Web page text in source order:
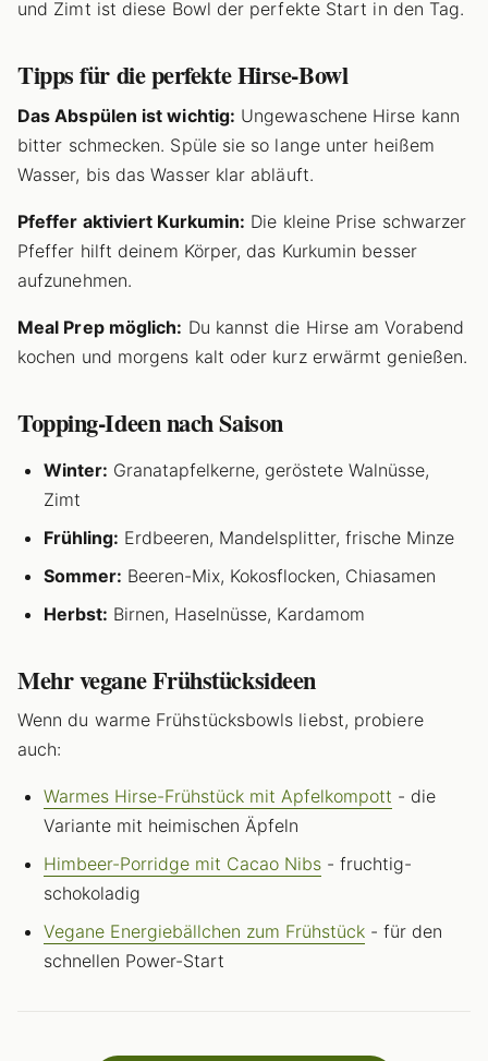
und Zimt ist diese Bowl der perfekte Start in den Tag.
Tipps für die perfekte Hirse-Bowl
Das Abspülen ist wichtig: Ungewaschene Hirse kann
bitter schmecken. Spüle sie so lange unter heißem
Wasser, bis das Wasser klar abläuft.
Pfeffer aktiviert Kurkumin: Die kleine Prise schwarzer
Pfeffer hilft deinem Körper, das Kurkumin besser
aufzunehmen.
Meal Prep möglich: Du kannst die Hirse am Vorabend
kochen und morgens kalt oder kurz erwärmt genießen.
Topping-Ideen nach Saison
Winter: Granatapfelkerne, geröstete Walnüsse,
Zimt
Frühling: Erdbeeren, Mandelsplitter, frische Minze
Sommer: Beeren-Mix, Kokosflocken, Chiasamen
Herbst: Birnen, Haselnüsse, Kardamom
Mehr vegane Frühstücksideen
Wenn du warme Frühstücksbowls liebst, probiere
auch:
Warmes Hirse-Frühstück mit Apfelkompott - die
Variante mit heimischen Äpfeln
Himbeer-Porridge mit Cacao Nibs - fruchtig-
schokoladig
Vegane Energiebällchen zum Frühstück - für den
schnellen Power-Start